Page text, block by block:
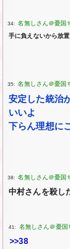
34:
手に負えないから放
35:
安定した統治
いいよ
下らん理想に
38:
中村さんを殺し
41:
>>38